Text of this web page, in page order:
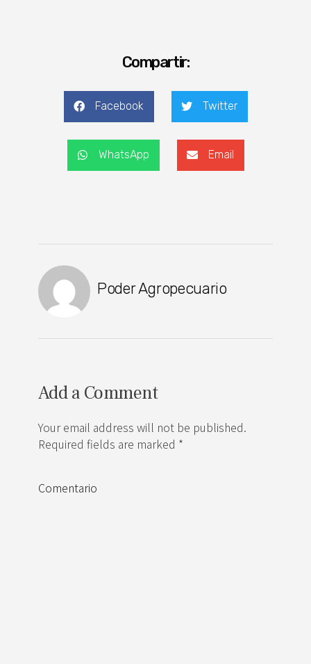
Compartir:
Facebook Twitter
WhatsApp Email
Poder Agropecuario
Add a Comment
Your email address will not be published.
Required fields are marked *
Comentario